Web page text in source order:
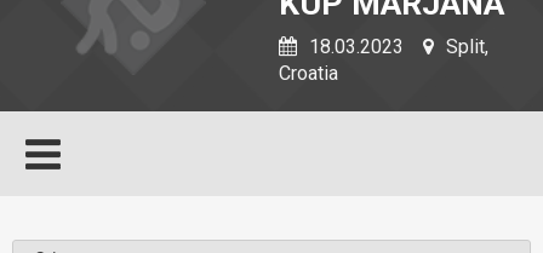
18.03.2023
Split,
Croatia